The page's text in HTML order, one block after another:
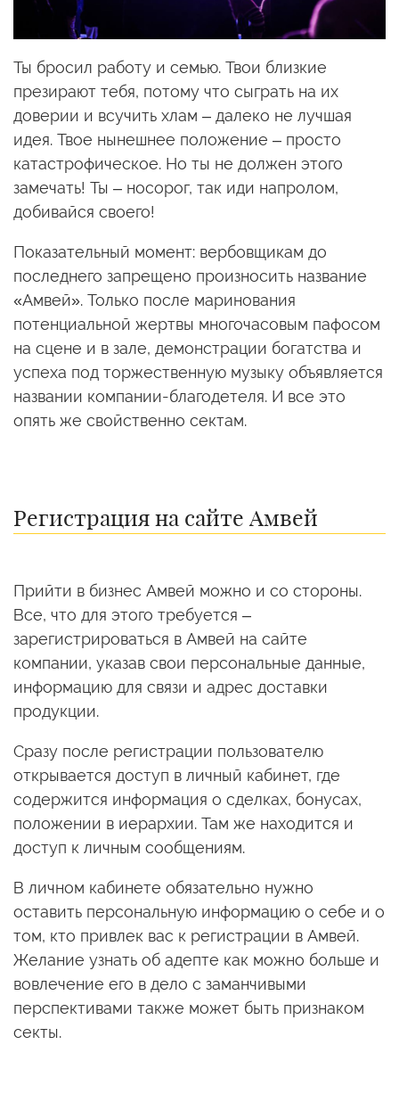
Ты бросил работу и семью. Твои близкие
презирают тебя, потому что сыграть на их
доверии и всучить хлам – далеко не лучшая
идея. Твое нынешнее положение – просто
катастрофическое. Но ты не должен этого
замечать! Ты – носорог, так иди напролом,
добивайся своего!
Показательный момент: вербовщикам до
последнего запрещено произносить название
«Амвей». Только после маринования
потенциальной жертвы многочасовым пафосом
на сцене и в зале, демонстрации богатства и
успеха под торжественную музыку объявляется
названии компании-благодетеля. И все это
опять же свойственно сектам.
Регистрация на сайте Амвей
Прийти в бизнес Амвей можно и со стороны.
Все, что для этого требуется –
зарегистрироваться в Амвей на сайте
компании, указав свои персональные данные,
информацию для связи и адрес доставки
продукции.
Сразу после регистрации пользователю
открывается доступ в личный кабинет, где
содержится информация о сделках, бонусах,
положении в иерархии. Там же находится и
доступ к личным сообщениям.
В личном кабинете обязательно нужно
оставить персональную информацию о себе и о
том, кто привлек вас к регистрации в Амвей.
Желание узнать об адепте как можно больше и
вовлечение его в дело с заманчивыми
перспективами также может быть признаком
секты.